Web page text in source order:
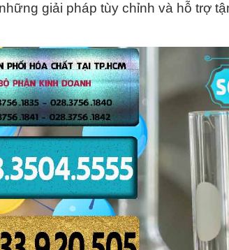
giải pháp tùy chỉnh và hỗ trợ